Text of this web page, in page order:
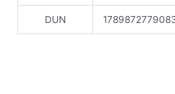
DUN